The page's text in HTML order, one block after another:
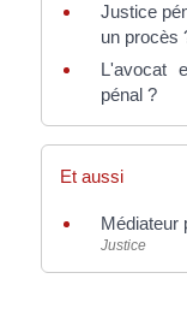
Justice
un procès
L'avocat
pénal ?
Et aussi
Médiateur
Justice